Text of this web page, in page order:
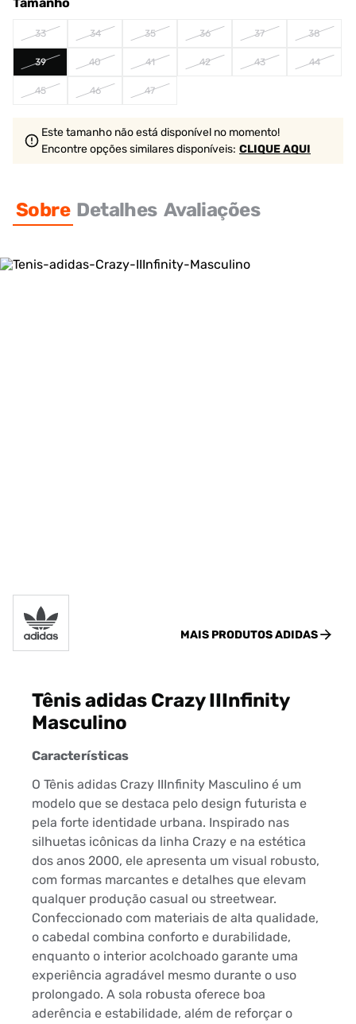
33 34 35 36 37 38
39 40 41 42 43 44
45 46 47
Este tamanho não está disponível no momento!
Encontre opções similaresdisponíveis: CLIQUE AQUI
Sobre Detalhes Avaliações
MAIS PRODUTOSADIDAS
Tênis adidas Crazy IIInfinity
Masculino
Características
O Tênis adidas Crazy IIInfinity Masculino é um
modelo que se destaca pelo design futurista e
pela forte identidade urbana. Inspirado nas
silhuetas icônicas da linha Crazy e na estética
dos anos 2000, ele apresenta um visual robusto,
com formas marcantes e detalhes que elevam
qualquer produção casual ou streetwear.
Confeccionado com materiais de alta qualidade,
o cabedal combina conforto e durabilidade,
enquanto o interior acolchoado garante uma
experiência agradável mesmo durante o uso
prolongado. A sola robusta oferece boa
aderência e estabilidade, além de reforçar o